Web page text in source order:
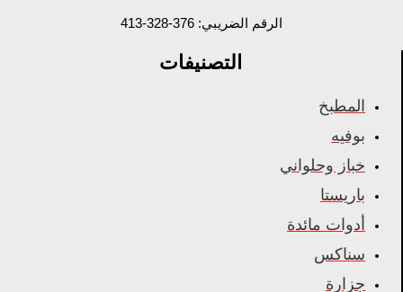
الرقم الضريبي: 376-328-413
التصنيفات
المطبخ
بوفيه
خباز وحلواني
باريستا
أدوات مائدة
سناكس
جزارة